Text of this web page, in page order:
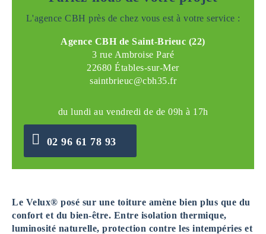
L'agence CBH près de chez vous est à votre service :
Agence CBH de Saint-Brieuc (22)
3 rue Ambroise Paré
22680 Étables-sur-Mer
saintbrieuc@cbh35.fr
du lundi au vendredi de de 09h à 17h
02 96 61 78 93
Le Velux® posé sur une toiture amène bien plus que du
confort et du bien-être. Entre isolation thermique,
luminosité naturelle, protection contre les intempéries et